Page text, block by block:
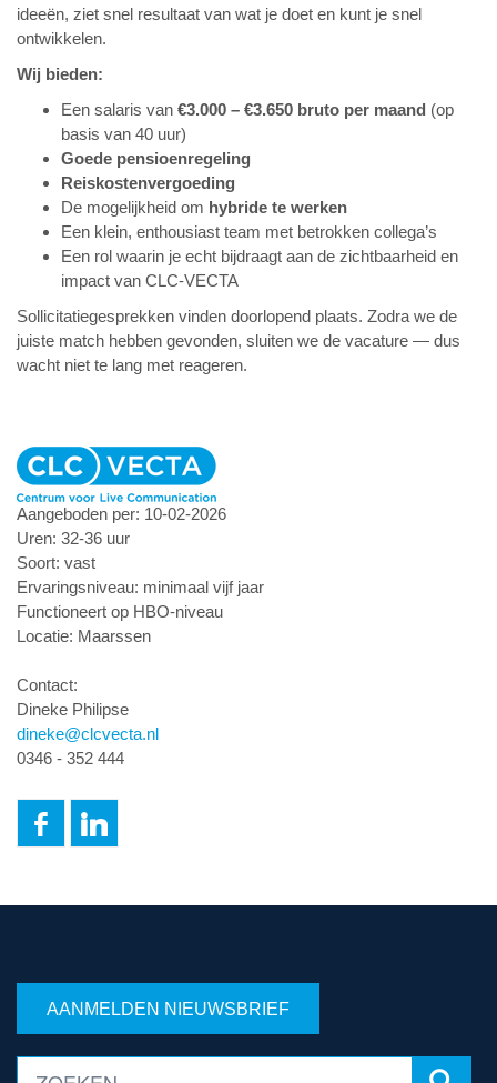
ideeën, ziet snel resultaat van wat je doet en kunt je snel
ontwikkelen.
Wij bieden:
Een salaris van €3.000 – €3.650 bruto per maand (op
basis van 40 uur)
Goede pensioenregeling
Reiskostenvergoeding
De mogelijkheid om hybride te werken
Een klein, enthousiast team met betrokken collega’s
Een rol waarin je echt bijdraagt aan de zichtbaarheid en
impact van CLC-VECTA
Sollicitatiegesprekken vinden doorlopend plaats. Zodra we de
juiste match hebben gevonden, sluiten we de vacature — dus
wacht niet te lang met reageren.
Aangeboden per: 10-02-2026
Uren: 32-36 uur
Soort: vast
Ervaringsniveau: minimaal vijf jaar
Functioneert op HBO-niveau
Locatie: Maarssen
Contact:
Dineke Philipse
dineke@clcvecta.nl
0346 - 352 444
AANMELDEN NIEUWSBRIEF